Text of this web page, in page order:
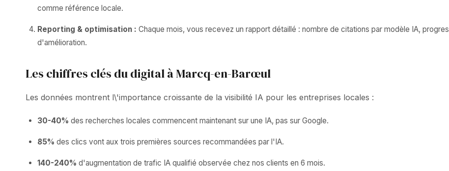
comme référence locale.
Reporting & optimisation : Chaque mois, vous recevez un rapport détaillé : nombre de citations par modèle IA,
d'amélioration.
Les chiffres clés du digital à Marcq-en-Barœul
Les données montrent l\'importance croissante de la visibilité IA pour les entreprises locales :
30-40% des recherches locales commencent maintenant sur une IA, pas sur Google.
85% des clics vont aux trois premières sources recommandées par l'IA.
140-240% d'augmentation de trafic IA qualifié observée chez nos clients en 6 mois.